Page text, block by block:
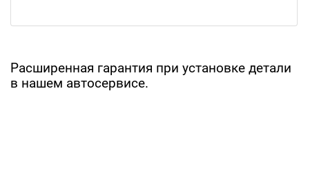
Расширенная гарантия при установке детали
в нашем автосервисе.